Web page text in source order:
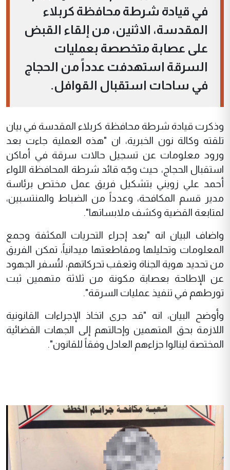
في قيادة شرطة محافظة كربلاء
المقدسة، الاثنين، من إلقاء القبض
على عصابة متخصصة بعمليات
السرقة استهدفت عدداً من الحجاج
في ساحات استقبال القوافل.
وذكرت قيادة شرطة محافظة كربلاء المقدسة في بيان
تلقته وكالة نون الخبرية، ان "هذه العملية جاءت بعد
ورود معلومات عن تسجيل حالات سرقة في أماكن
استقبال الحجاج، حيث وجّه قائد شرطة المحافظة اللواء
أحمد علي زويني بتشكيل فريق عمل مختص برئاسة
مدير قسم المكافحة، وعدداً من الضباط والمنتسبين،
لمتابعة القضية وكشف ملابساتها".
واضاف البيان انه "بعد إجراء التحريات المكثفة وجمع
المعلومات وتحليلها ومقاطعتها ميدانياً، تمكن الفريق
من تحديد هوية الجناة وتعقب تحركاتهم، لتُسفر الجهود
عن الإطاحة بعصابة مكونة من ثلاثة متهمين ثبت
تورطهم في تنفيذ عمليات السرقة".
وأوضح البيان، انه "قد جرى اتخاذ الإجراءات القانونية
اللازمة بحق المتهمين وإحالتهم إلى الجهات القضائية
المختصة لينالوا جزاءهم العادل وفقاً للقانون".